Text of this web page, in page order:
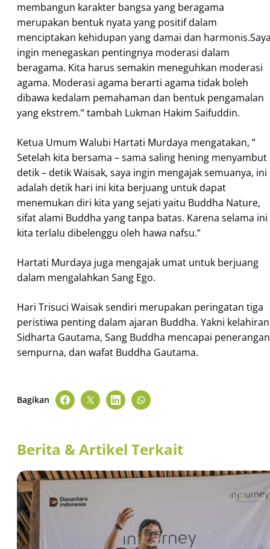
membangun karakter bangsa yang beragama
merupakan bentuk nyata yang positif dalam
menciptakan kehidupan yang damai dan
ingin menegaskan pentingnya moderasi dalam
beragama. Kita harus semakin meneguhkan moderasi
agama. Moderasi agama berarti agama tidak boleh
dibawa kedalam pemahaman dan bentuk pengamalan
yang ekstrem.” tambah Lukman Hakim Saifuddin.
Ketua Umum Walubi Hartati Murdaya mengatakan, ”
Setelah kita bersama – sama saling hening menyambut
detik – detik Waisak, saya ingin mengajak semuanya, ini
adalah detik hari ini kita berjuang untuk dapat
menemukan diri kita yang sejati yaitu Buddha Nature,
sifat alami Buddha yang tanpa batas. Karena selama ini
kita terlalu dibelenggu oleh hawa nafsu.”
Hartati Murdaya juga mengajak umat untuk berjuang
dalam mengalahkan Sang Ego.
Hari Trisuci Waisak sendiri merupakan peringatan tiga
peristiwa penting dalam ajaran Buddha. Yakni kelahiran
Sidharta Gautama, Sang Buddha mencapai penerangan
sempurna, dan wafat Buddha Gautama.
Bagikan
Berita & Artikel Terkait